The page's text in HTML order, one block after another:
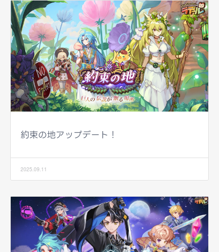
約束の地アップデート！
2025.09.11